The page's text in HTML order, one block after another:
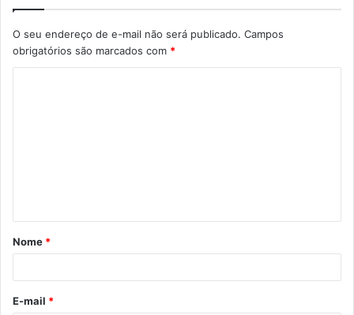
O seu endereço de e-mail não será publicado. Campos
obrigatórios são marcados com *
á
r
Nome *
E-mail *